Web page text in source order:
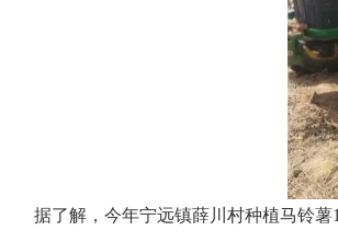
据了解，今年宁远镇薛川村种植马铃